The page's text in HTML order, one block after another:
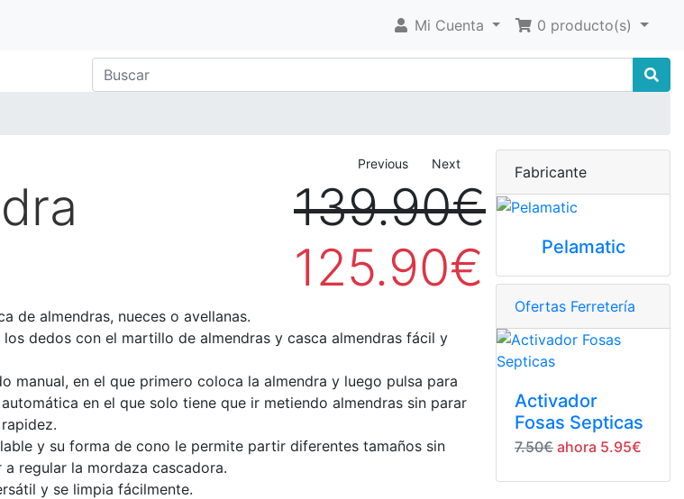
Mi Cuenta 0 producto(s)
Previous Next
139.90€
125.90€
de almendras, nueces o avellanas.
los dedos con el martillo de almendras y casca almendras fácil y
manual, en el que primero coloca la almendra y luego pulsa para
en el que solo tiene que ir metiendo almendras sin parar
y su forma de cono le permite partir diferentes tamaños sin
regular la mordaza cascadora.
y se limpia fácilmente.
Fabricante
Pelamatic
Ofertas Ferretería
Activador
Fosas Septicas
7.50€ ahora 5.95€